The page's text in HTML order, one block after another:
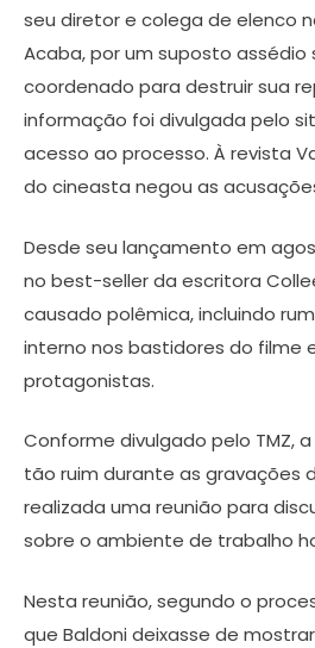
seu diretor e colega de elenco
Acaba, por um suposto assédio
coordenado para destruir sua
informação foi divulgada pelo
acesso ao processo. À revista
do cineasta negou as
Desde seu lançamento em
no best-seller da escritora
causado polêmica, incluindo
interno nos bastidores do filme
protagonistas.
Conforme divulgado pelo TMZ,
tão ruim durante as gravações
realizada uma reunião para
sobre o ambiente de trabalho
Nesta reunião, segundo o
que Baldoni deixasse de